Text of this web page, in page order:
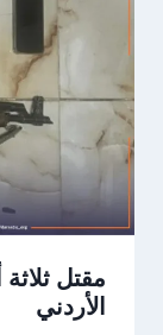
مقتل
الأردني